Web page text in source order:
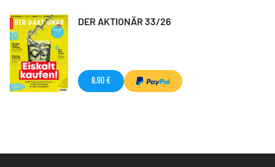
DER AKTIONÄR 33/26
8,90 €